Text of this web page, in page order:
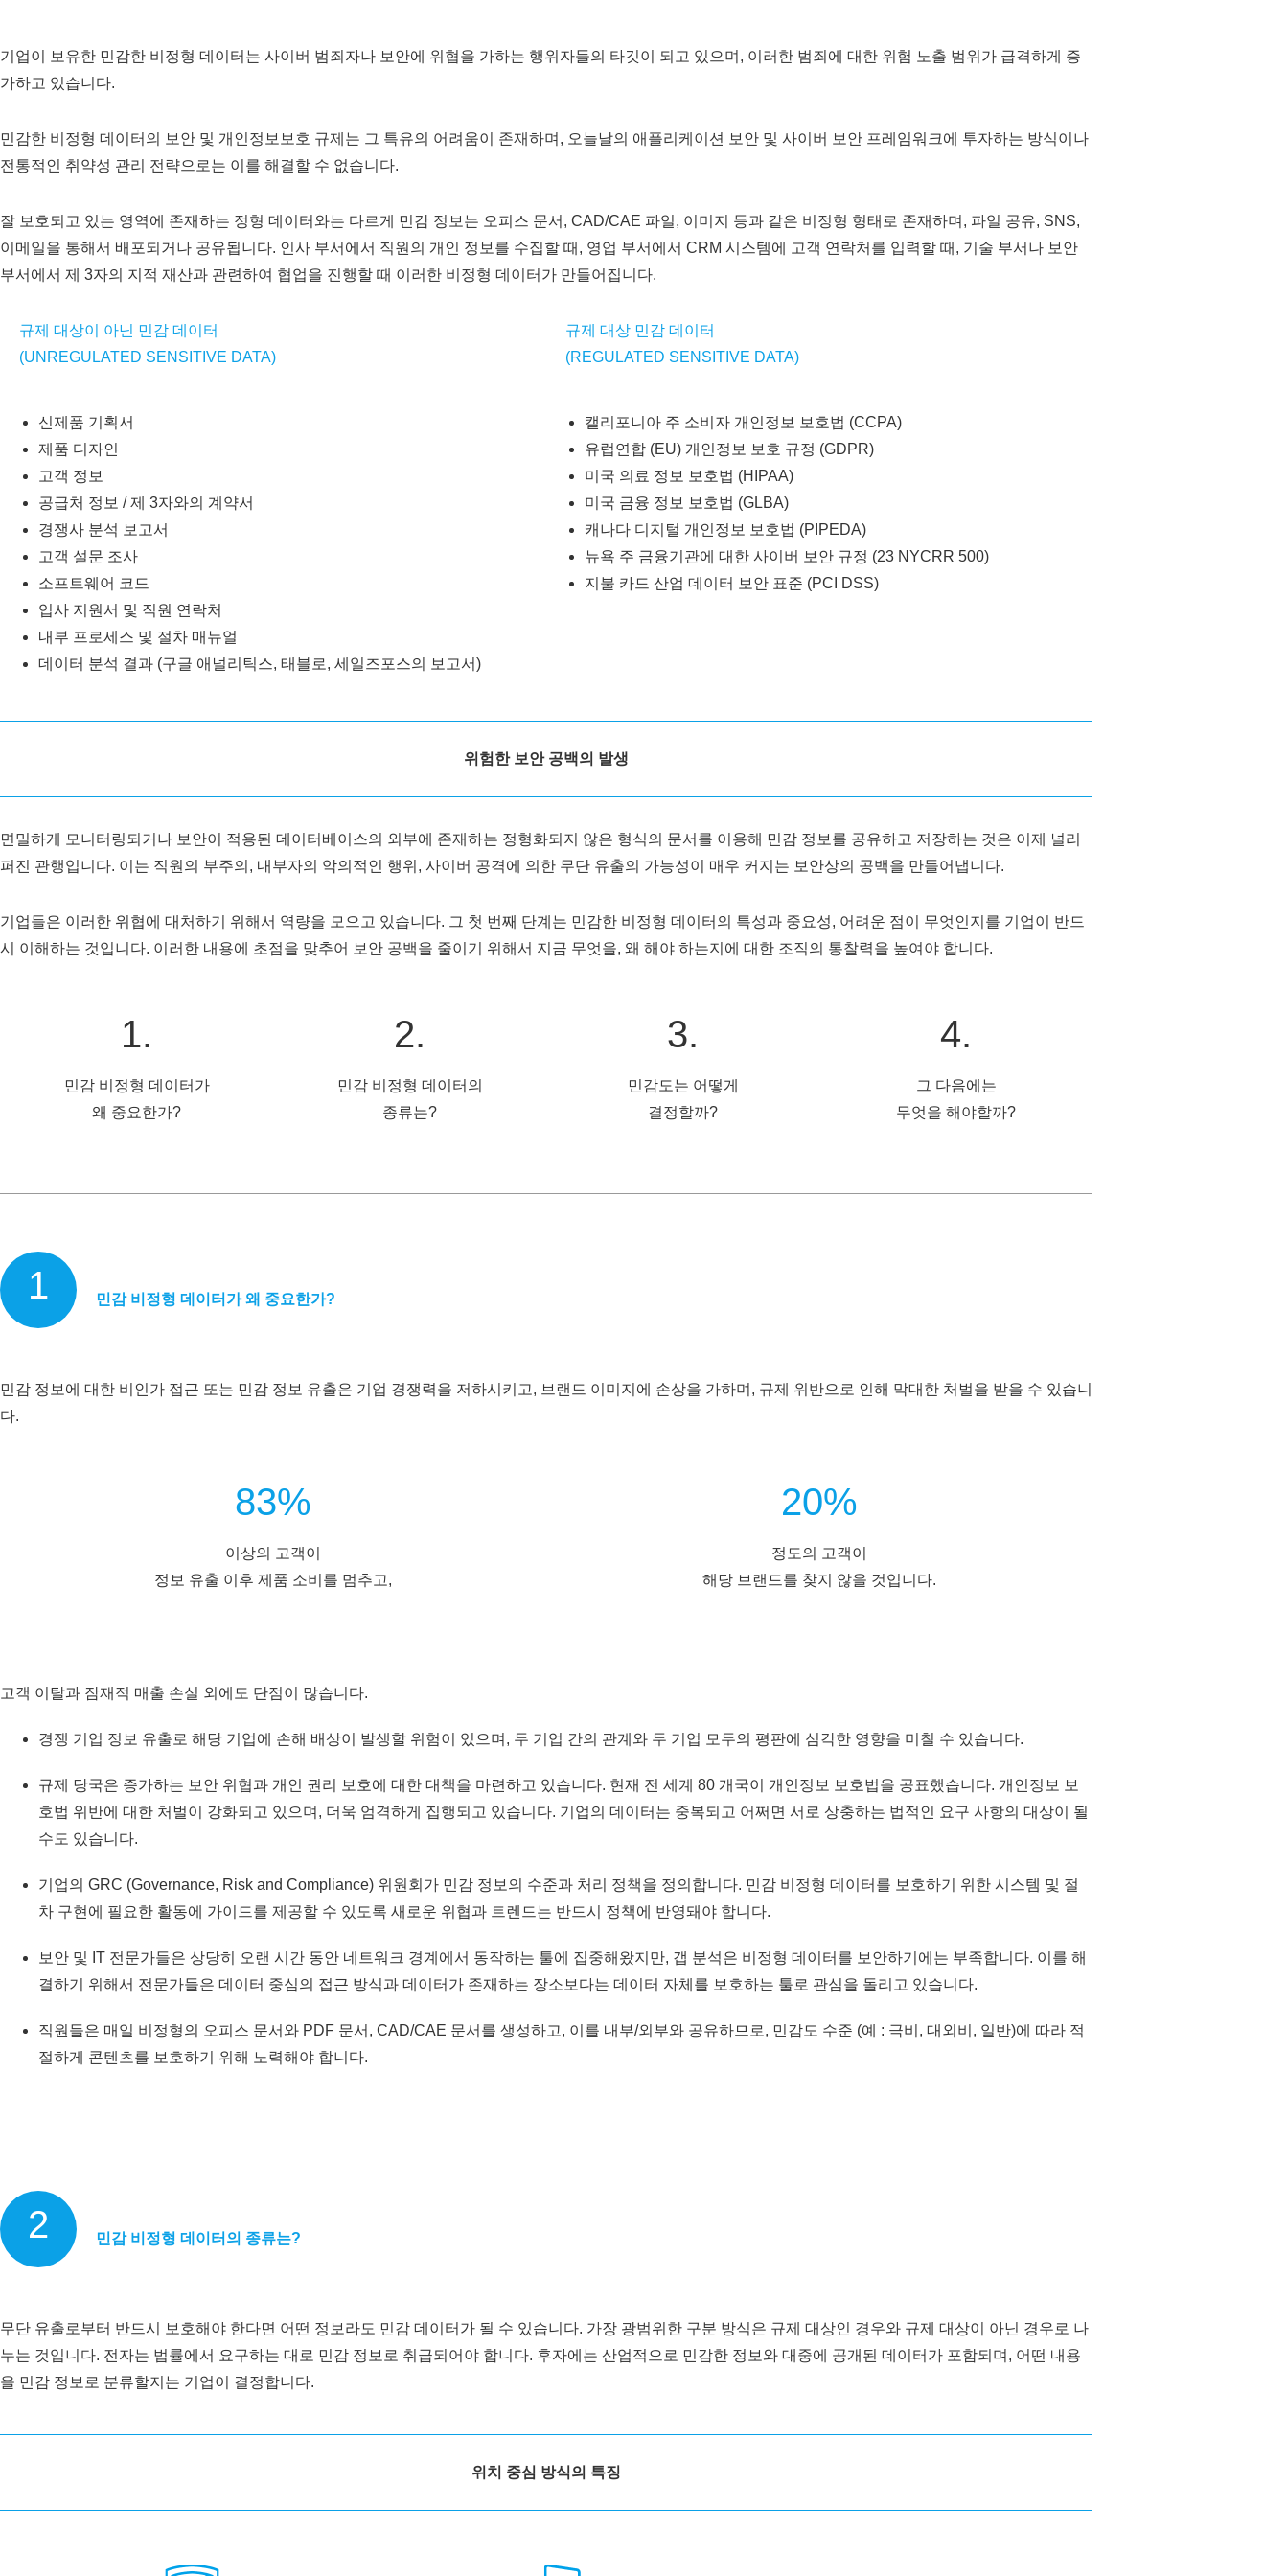
기업이 보유한 민감한 비정형 데이터는 사이버 범죄자나 보안에 위협을 가하는 행위자들의 타깃이 되고 있으며, 이러한 범죄에 대한 위험 노출 범위가 급격하게 증
가하고 있습니다.
민감한 비정형 데이터의 보안 및 개인정보보호 규제는 그 특유의 어려움이 존재하며, 오늘날의 애플리케이션 보안 및 사이버 보안 프레임워크에 투자하는 방식이나
전통적인 취약성 관리 전략으로는 이를 해결할 수 없습니다.
잘 보호되고 있는 영역에 존재하는 정형 데이터와는 다르게 민감 정보는 오피스 문서, CAD/CAE 파일, 이미지 등과 같은 비정형 형태로 존재하며, 파일 공유, SNS,
이메일을 통해서 배포되거나 공유됩니다. 인사 부서에서 직원의 개인 정보를 수집할 때, 영업 부서에서 CRM 시스템에 고객 연락처를 입력할 때, 기술 부서나 보안
부서에서 제 3자의 지적 재산과 관련하여 협업을 진행할 때 이러한 비정형 데이터가 만들어집니다.
규제 대상이 아닌 민감 데이터
(UNREGULATED SENSITIVE DATA)
신제품 기획서
제품 디자인
고객 정보
공급처 정보 / 제 3자와의 계약서
경쟁사 분석 보고서
고객 설문 조사
소프트웨어 코드
입사 지원서 및 직원 연락처
내부 프로세스 및 절차 매뉴얼
데이터 분석 결과 (구글 애널리틱스, 태블로, 세일즈포스의 보고서)
규제 대상 민감 데이터
(REGULATED SENSITIVE DATA)
캘리포니아 주 소비자 개인정보 보호법 (CCPA)
유럽연합 (EU) 개인정보 보호 규정 (GDPR)
미국 의료 정보 보호법 (HIPAA)
미국 금융 정보 보호법 (GLBA)
캐나다 디지털 개인정보 보호법 (PIPEDA)
뉴욕 주 금융기관에 대한 사이버 보안 규정 (23 NYCRR 500)
지불 카드 산업 데이터 보안 표준 (PCI DSS)
위험한 보안 공백의 발생
면밀하게 모니터링되거나 보안이 적용된 데이터베이스의 외부에 존재하는 정형화되지 않은 형식의 문서를 이용해 민감 정보를 공유하고 저장하는 것은 이제 널리
퍼진 관행입니다. 이는 직원의 부주의, 내부자의 악의적인 행위, 사이버 공격에 의한 무단 유출의 가능성이 매우 커지는 보안상의 공백을 만들어냅니다.
기업들은 이러한 위협에 대처하기 위해서 역량을 모으고 있습니다. 그 첫 번째 단계는 민감한 비정형 데이터의 특성과 중요성, 어려운 점이 무엇인지를 기업이 반드
시 이해하는 것입니다. 이러한 내용에 초점을 맞추어 보안 공백을 줄이기 위해서 지금 무엇을, 왜 해야 하는지에 대한 조직의 통찰력을 높여야 합니다.
1.
민감 비정형 데이터가
왜 중요한가?
2.
민감 비정형 데이터의
종류는?
3.
민감도는 어떻게
결정할까?
4.
그 다음에는
무엇을 해야할까?
1 민감 비정형 데이터가 왜 중요한가?
민감 정보에 대한 비인가 접근 또는 민감 정보 유출은 기업 경쟁력을 저하시키고, 브랜드 이미지에 손상을 가하며, 규제 위반으로 인해 막대한 처벌을 받을 수 있습니
다.
83%
이상의 고객이
정보 유출 이후 제품 소비를 멈추고,
20%
정도의 고객이
해당 브랜드를 찾지 않을 것입니다.
고객 이탈과 잠재적 매출 손실 외에도 단점이 많습니다.
경쟁 기업 정보 유출로 해당 기업에 손해 배상이 발생할 위험이 있으며, 두 기업 간의 관계와 두 기업 모두의 평판에 심각한 영향을 미칠 수 있습니다.
규제 당국은 증가하는 보안 위협과 개인 권리 보호에 대한 대책을 마련하고 있습니다. 현재 전 세계 80 개국이 개인정보 보호법을 공표했습니다. 개인정보 보
호법 위반에 대한 처벌이 강화되고 있으며, 더욱 엄격하게 집행되고 있습니다. 기업의 데이터는 중복되고 어쩌면 서로 상충하는 법적인 요구 사항의 대상이 될
수도 있습니다.
기업의 GRC (Governance, Risk and Compliance) 위원회가 민감 정보의 수준과 처리 정책을 정의합니다. 민감 비정형 데이터를 보호하기 위한 시스템 및 절
차 구현에 필요한 활동에 가이드를 제공할 수 있도록 새로운 위협과 트렌드는 반드시 정책에 반영돼야 합니다.
보안 및 IT 전문가들은 상당히 오랜 시간 동안 네트워크 경계에서 동작하는 툴에 집중해왔지만, 갭 분석은 비정형 데이터를 보안하기에는 부족합니다. 이를 해
결하기 위해서 전문가들은 데이터 중심의 접근 방식과 데이터가 존재하는 장소보다는 데이터 자체를 보호하는 툴로 관심을 돌리고 있습니다.
직원들은 매일 비정형의 오피스 문서와 PDF 문서, CAD/CAE 문서를 생성하고, 이를 내부/외부와 공유하므로, 민감도 수준 (예 : 극비, 대외비, 일반)에 따라 적
절하게 콘텐츠를 보호하기 위해 노력해야 합니다.
2 민감 비정형 데이터의 종류는?
무단 유출로부터 반드시 보호해야 한다면 어떤 정보라도 민감 데이터가 될 수 있습니다. 가장 광범위한 구분 방식은 규제 대상인 경우와 규제 대상이 아닌 경우로 나
누는 것입니다. 전자는 법률에서 요구하는 대로 민감 정보로 취급되어야 합니다. 후자에는 산업적으로 민감한 정보와 대중에 공개된 데이터가 포함되며, 어떤 내용
을 민감 정보로 분류할지는 기업이 결정합니다.
위치 중심 방식의 특징